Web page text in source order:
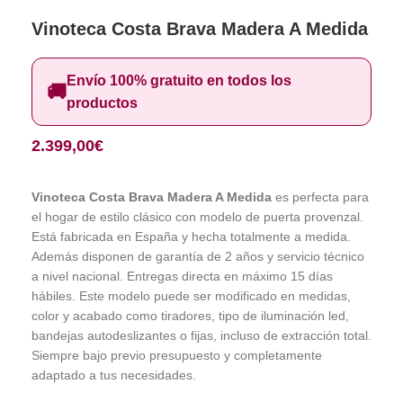
Vinoteca Costa Brava Madera A Medida
🚚Envío 100% gratuito en todos los
productos
2.399,00€
Vinoteca Costa Brava Madera A Medida es perfecta para
el hogar de estilo clásico con modelo de puerta provenzal.
Está fabricada en España y hecha totalmente a medida.
Además disponen de garantía de 2 años y servicio técnico
a nivel nacional. Entregas directa en máximo 15 días
hábiles. Este modelo puede ser modificado en medidas,
color y acabado como tiradores, tipo de iluminación led,
bandejas autodeslizantes o fijas, incluso de extracción total.
Siempre bajo previo presupuesto y completamente
adaptado a tus necesidades.